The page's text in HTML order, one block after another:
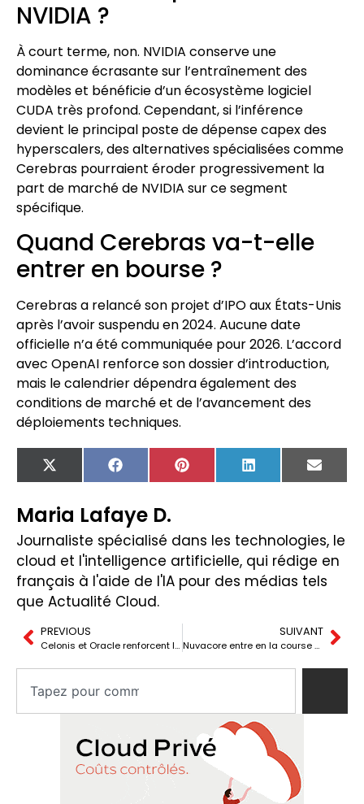
NVIDIA ?
À court terme, non. NVIDIA conserve une
dominance écrasante sur l’entraînement des
modèles et bénéficie d’un écosystème logiciel
CUDA très profond. Cependant, si l’inférence
devient le principal poste de dépense capex des
hyperscalers, des alternatives spécialisées comme
Cerebras pourraient éroder progressivement la
part de marché de NVIDIA sur ce segment
spécifique.
Quand Cerebras va-t-elle
entrer en bourse ?
Cerebras a relancé son projet d’IPO aux États-Unis
après l’avoir suspendu en 2024. Aucune date
officielle n’a été communiquée pour 2026. L’accord
avec OpenAI renforce son dossier d’introduction,
mais le calendrier dépendra également des
conditions de marché et de l’avancement des
déploiements techniques.
X
(Twitter)
FacebookPinterest LinkedIn Email
Maria Lafaye D.
Journaliste spécialisé dans les technologies, le
cloud et l'intelligence artificielle, qui rédige en
français à l'aide de l'IA pour des médias tels
que Actualité Cloud.
PREVIOUS
Celonis et Oracle renforcent leur partenariat pour stimuler l’intelligence des processus
SUIVANT
Nuvacore entre en la course du silicium pour l’IA avec d’anciens responsables d’Intel et AMD